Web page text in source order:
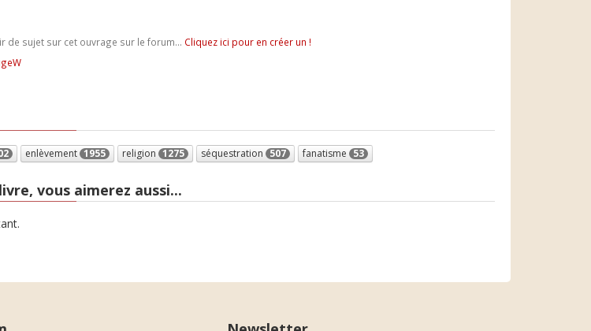
de sujet sur cet ouvrage sur le forum... Cliquez ici pour en créer un !
enlèvement 1955 religion 1275 séquestration 507 fanatisme 53
vous aimerez aussi...